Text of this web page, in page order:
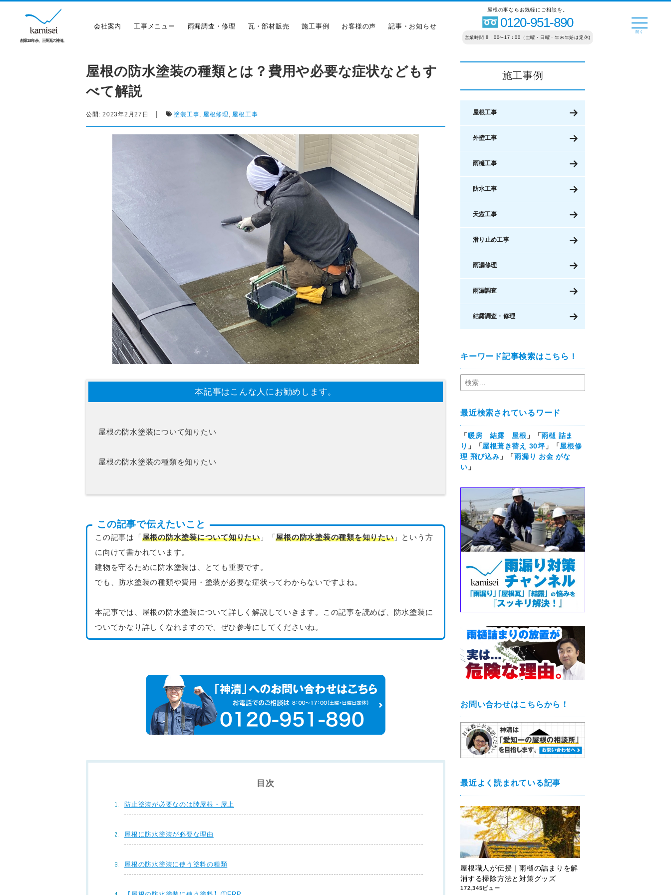
創業150年余、三州瓦の神清。
会社案内 工事メニュー 雨漏調査・修理 瓦・部材販売 施工事例 お客様の声 記事・お知らせ
屋根の事ならお気軽にご相談を。
0120-951-890
営業時間 8：00〜17：00（土曜・日曜・年末年始は定休)
屋根の防水塗装の種類とは？費用や必要な症状などもす
べて解説
公開: 2023年2月27日 | 塗装工事, 屋根修理 , 屋根工事
本記事はこんな人にお勧めします。
屋根の防水塗装について知りたい
屋根の防水塗装の種類を知りたい
この記事で伝えたいこと
この記事は「屋根の防水塗装について知りたい」「屋根の防水塗装の種類を知りたい」という方
に向けて書かれています。
建物を守るために防水塗装は、とても重要です。
でも、防水塗装の種類や費用・塗装が必要な症状ってわからないですよね。
本記事では、屋根の防水塗装について詳しく解説していきます。この記事を読めば、防水塗装に
ついてかなり詳しくなれますので、ぜひ参考にしてくださいね。
目次
防止塗装が必要なのは陸屋根・屋上
屋根に防水塗装が必要な理由
屋根の防水塗装に使う塗料の種類
施工事例
屋根工事
外壁工事
雨樋工事
防水工事
天窓工事
滑り止め工事
雨漏修理
雨漏調査
結露調査・修理
キーワード記事検索はこちら！
最近検索されているワード
「暖房 結露 屋根 」「雨樋 詰ま
り 」「屋根葺き替え 30坪」「屋根修
理 飛び込み 」「雨漏り お金 がな
い 」
お問い合わせはこちらから！
最近よく読まれている記事
屋根職人が伝授｜雨樋の詰まりを解
消する掃除方法と対策グッズ
172,345ビュー